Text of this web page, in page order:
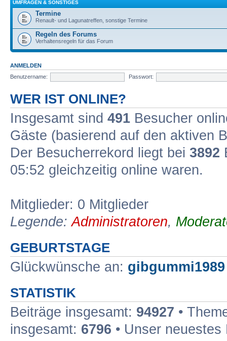
UMFRAGEN & SONSTIGES
Termine
Renault- und Lagunatreffen, sonstige Termine
Regeln des Forums
Verhaltensregeln für das Forum
ANMELDEN
Benutzername:
Passwort:
WER IST ONLINE?
Insgesamt sind 491 Besucher
Gäste (basierend auf den aktiven
Der Besucherrekord liegt bei 3892
05:52 gleichzeitig online waren.
Mitglieder: 0 Mitglieder
Legende:Administratoren,
GEBURTSTAGE
Glückwünsche an: gibgummi1989
STATISTIK
Beiträge insgesamt: 94927 •
insgesamt: 6796 • Unser